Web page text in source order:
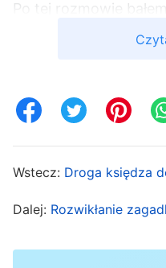
Po tej rozmowie
więc raz za razem
Jego chwalebne ciało
mówi: »Oto
Wstecz: Droga księdza
Dalej: Rozwikłanie